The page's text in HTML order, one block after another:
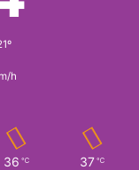
h
36 ℃ 37 ℃